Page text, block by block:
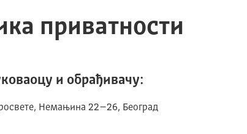
приватности
и обрађивачу:
Немањина 22–26, Београд